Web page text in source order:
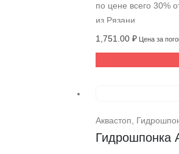
по цене всего 30%
из Рязани.
1,751.00 ₽ Цена за
Аквастоп,
Гидрошпонка